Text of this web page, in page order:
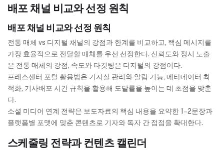
배포 채널 비교와 선정 원칙
배포 채널 비교와 선정 원칙
전통 매체 vs 디지털 채널의 강점과 한계를 비교하고, 핵심 메시지를
가장 효율적으로 전달할 매체를 우선 선정한다. 신뢰도와 정시 노출
은 전통 매체의 강점, 속도와 타깃팅은 디지털의 강점이다.
프레스센터 포털 활용법은 기자실 관리와 알림 기능, 메타데이터 최
적화, 기사배포 시간 규칙을 활용해 도달률을 높이는 데 초점을 맞춘
다.
소셜 미디어 연계 전략은 보도자료의 핵심 내용을 요약한 1–2문장과
플랫폼별 포맷에 맞춘 콘텐츠로 기자와 독자 간 접점을 확대한다.
스케줄링 전략과 컨텐츠 캘린더